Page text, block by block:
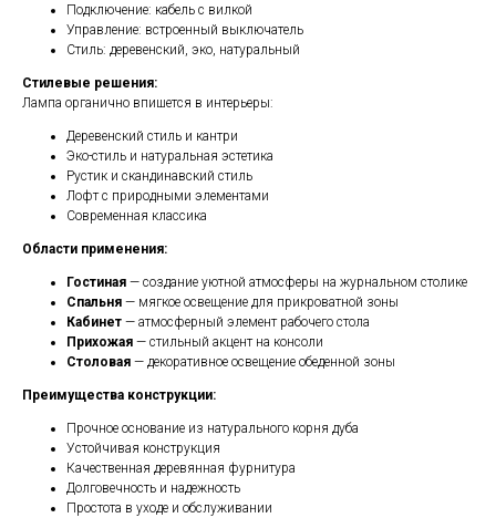
Подключение: кабель с вилкой
Управление: встроенный выключатель
Стиль: деревенский, эко, натуральный
Стилевые решения:
Лампа органично впишется в интерьеры:
Деревенский стиль и кантри
Эко-стиль и натуральная эстетика
Рустик и скандинавский стиль
Лофт с природными элементами
Современная классика
Области применения:
Гостиная — создание уютной атмосферы на журнальном столике
Спальня — мягкое освещение для прикроватной зоны
Кабинет — атмосферный элемент рабочего стола
Прихожая — стильный акцент на консоли
Столовая — декоративное освещение обеденной зоны
Преимущества конструкции:
Прочное основание из натурального корня дуба
Устойчивая конструкция
Качественная деревянная фурнитура
Долговечность и надежность
Простота в уходе и обслуживании